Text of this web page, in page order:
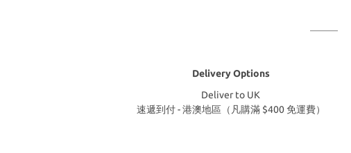
Delivery Options
Deliver to UK
速遞到付 - 港澳地區（凡購滿 $400 免運費）